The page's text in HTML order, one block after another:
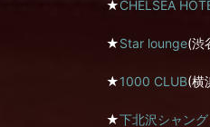
★CHELSEA
★Star lounge(渋
★1000 CLUB(横
★下北沢シャング